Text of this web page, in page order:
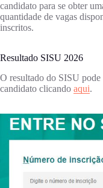
candidato para se obter
quantidade de vagas
inscritos.
Resultado SISU 2026
O resultado do SISU
candidato clicando aqui.